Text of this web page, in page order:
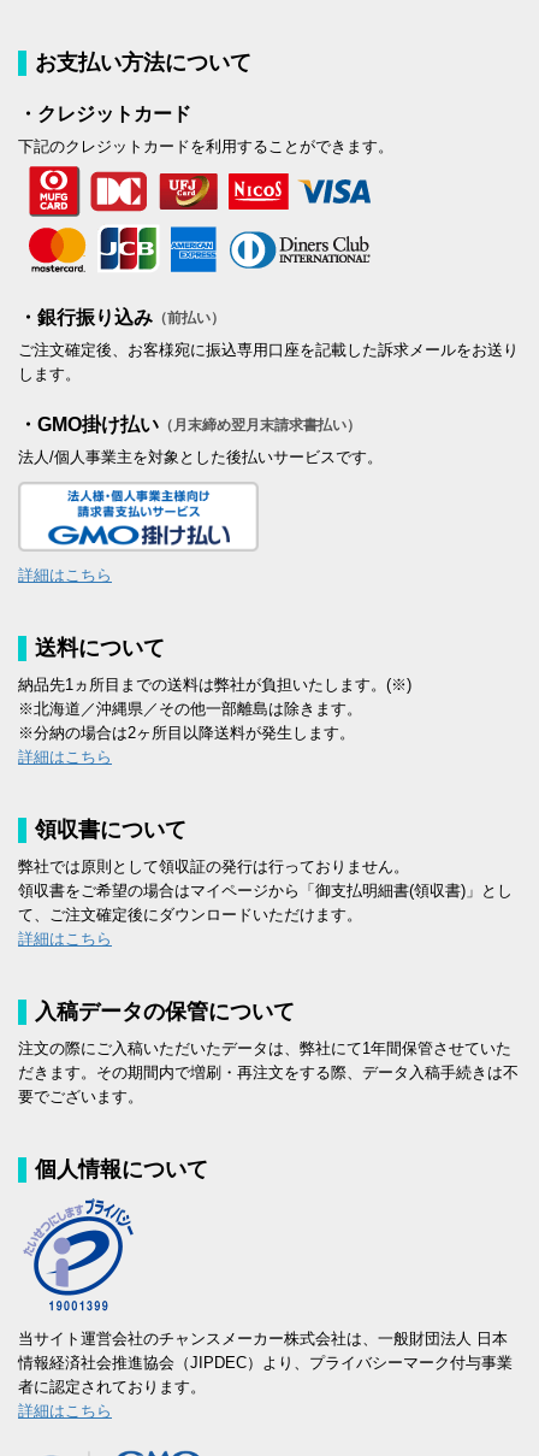
お支払い方法について
・クレジットカード
下記のクレジットカードを利用することができます。
・銀行振り込み （前払い）
ご注文確定後、お客様宛に振込専用口座を記載した訴求メールをお送り
します。
・GMO掛け払い （月末締め翌月末請求書払い）
法人/個人事業主を対象とした後払いサービスです。
詳細はこちら
送料について
納品先1ヵ所目までの送料は弊社が負担いたします。(※)
※北海道／沖縄県／その他一部離島は除きます。
※分納の場合は2ヶ所目以降送料が発生します。
詳細はこちら
領収書について
弊社では原則として領収証の発行は行っておりません。
領収書をご希望の場合はマイページから「御支払明細書(領収書)」とし
て、ご注文確定後にダウンロードいただけます。
詳細はこちら
入稿データの保管について
注文の際にご入稿いただいたデータは、弊社にて1年間保管させていた
だきます。その期間内で増刷・再注文をする際、データ入稿手続きは不
要でございます。
個人情報について
当サイト運営会社のチャンスメーカー株式会社は、一般財団法人 日本
情報経済社会推進協会（JIPDEC）より、プライバシーマーク付与事業
者に認定されております。
詳細はこちら